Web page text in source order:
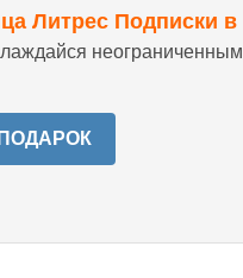
Литрес Подписки в
неограниченным